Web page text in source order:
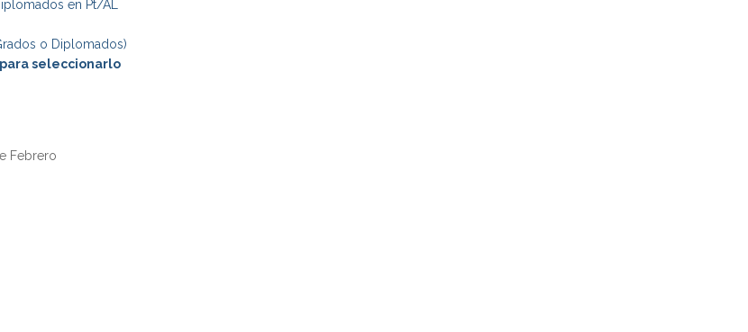
en Pt/AL
o Diplomados)
seleccionarlo
Febrero